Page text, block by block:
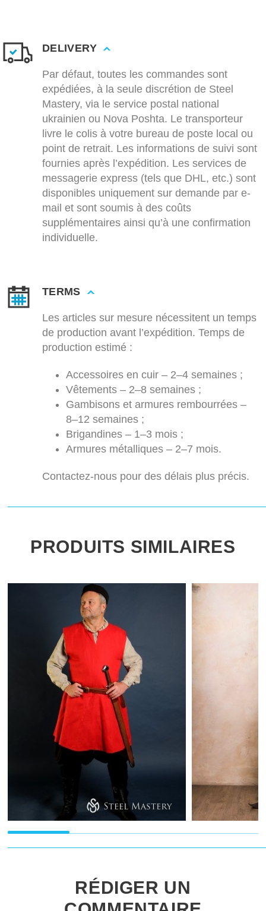
DELIVERY
Par défaut, toutes les commandes sont
expédiées, à la seule discrétion de Steel
Mastery, via le service postal national
ukrainien ou Nova Poshta. Le transporteur
livre le colis à votre bureau de poste local ou
point de retrait. Les informations de suivi sont
fournies après l’expédition. Les services de
messagerie express (tels que DHL, etc.) sont
disponibles uniquement sur demande par e-
mail et sont soumis à des coûts
supplémentaires ainsi qu’à une confirmation
individuelle.
TERMS
Les articles sur mesure nécessitent un temps
de production avant l’expédition. Temps de
production estimé :
Accessoires en cuir – 2–4 semaines ;
Vêtements – 2–8 semaines ;
Gambisons et armures rembourrées –
8–12 semaines ;
Brigandines – 1–3 mois ;
Armures métalliques – 2–7 mois.
Contactez-nous pour des délais plus précis.
PRODUITS SIMILAIRES
RÉDIGER UN